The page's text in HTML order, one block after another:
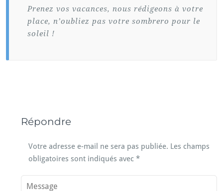
Prenez vos vacances, nous rédigeons à votre
place, n’oubliez pas votre sombrero pour le
soleil !
Répondre
Votre adresse e-mail ne sera pas publiée. Les champs
obligatoires sont indiqués avec *